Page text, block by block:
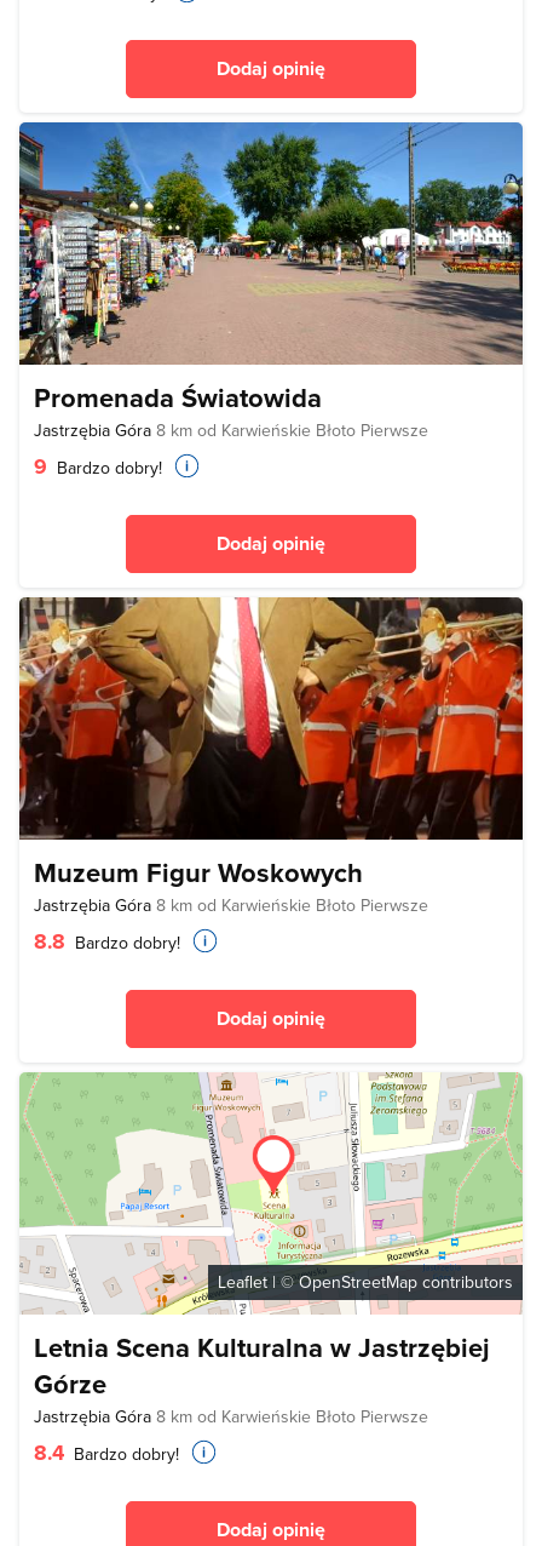
Dodaj opinię
Promenada Światowida
Jastrzębia Góra 8 km od Karwieńskie Błoto Pierwsze
9 Bardzo dobry!
Dodaj opinię
Muzeum Figur Woskowych
Jastrzębia Góra 8 km od Karwieńskie Błoto Pierwsze
8.8 Bardzo dobry!
Dodaj opinię
Leaflet| ©OpenStreetMap contributors
Letnia Scena Kulturalna w Jastrzębiej
Górze
Jastrzębia Góra 8 km od Karwieńskie Błoto Pierwsze
8.4 Bardzo dobry!
Dodaj opinię